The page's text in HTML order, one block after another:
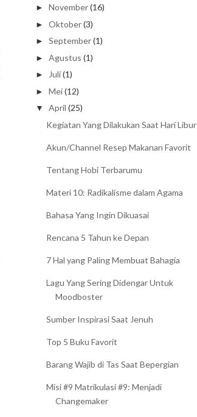
►November(16)
►Oktober(3)
►September(1)
►Agustus (1)
► Juli(1)
►Mei(12)
▼ April (25)
Kegiatan Yang Dilakukan Saat Hari Libur
Akun/Channel Resep Makanan Favorit
Tentang Hobi Terbarumu
Materi 10: Radikalisme dalam Agama
Bahasa Yang Ingin Dikuasai
Rencana 5 Tahun ke Depan
7 Hal yang Paling Membuat Bahagia
Lagu Yang Sering Didengar Untuk
Moodboster
Sumber Inspirasi Saat Jenuh
Top 5 Buku Favorit
Barang Wajib di Tas Saat Bepergian
Misi #9 Matrikulasi #9: Menjadi
Changemaker